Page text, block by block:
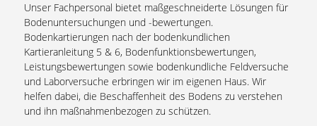
Unser Fachpersonal bietet maßgeschneiderte Lösungen für
Bodenuntersuchungen und -bewertungen.
Bodenkartierungen nach der bodenkundlichen
Kartieranleitung 5 & 6, Bodenfunktionsbewertungen,
Leistungsbewertungen sowie bodenkundliche Feldversuche
und Laborversuche erbringen wir im eigenen Haus. Wir
helfen dabei, die Beschaffenheit des Bodens zu verstehen
und ihn maßnahmenbezogen zu schützen.